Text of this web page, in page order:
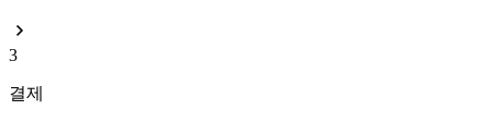
3
결제